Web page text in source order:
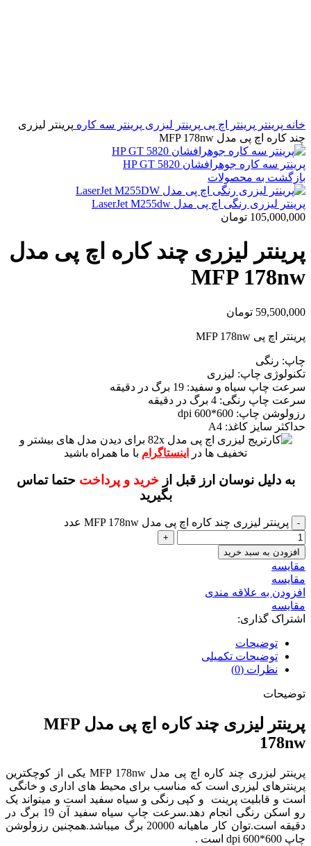
خانه پرینتر پرینتر اچ پی پرینتر لیزری پرینتر سه کاره پرینتر لیزری
چند کاره اچ‌ پی مدل MFP 178nw
پرینتر سه کاره جوهرافشان HP GT 5820
بازگشت به محصولات
پرینتر لیزری رنگی اچ پی مدل LaserJet M255dw
105,000,000 تومان
پرینتر لیزری چند کاره اچ‌ پی مدل
MFP 178nw
59,500,000 تومان
پرینتر اچ پی MFP 178nw​
چاپ: رنگی
تکنولوژی چاپ: لیزری
سرعت چاپ سیاه و سفید: 19 برگ در دقیقه
سرعت چاپ رنگی: 4 برگ در دقیقه
رزولوشن چاپ: 600*600 dpi
حداکثر سایز کاغذ: A4
برای دیدن مدل های بیشتر و
تخفیف ها در
اینستاگرام با ما همراه باشید
به دلیل نوسان ارز قبل از خرید و پرداختحتما تماس
بگیرید
پرینتر لیزری چند کاره اچ‌ پی مدل MFP 178nw عدد
افزودن به سبد خرید
مقايسه
مقایسه
افزودن به علاقه مندی
مقایسه
اشتراک گذاری:
توضیحات
توضیحات تکمیلی
نظرات (0)
توضیحات
پرینتر لیزری چند کاره اچ‌ پی مدل MFP
178nw
پرینتر لیزری چند کاره اچ‌ پی مدل MFP 178nw یکی از کوچکترین
پرینترهای لیزری است که مناسب برای محیط های اداری و خانگی
است و قابلیت پرینت و کپی رنگی و سیاه سفید است و میتواند یک
رو اسکن رنگی انجام دهد.سرعت چاپ سیاه سفید آن 19 برگ در
دقیقه است.توان کار ماهیانه 20000 برگ میباشد.همچنین رزولوشن
چاپ dpi 600*600 است .